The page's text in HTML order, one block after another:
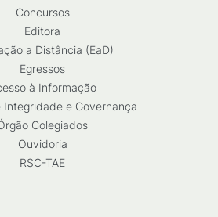
Concursos
Editora
a Distância (EaD)
Egressos
à Informação
Integridade e Governança
Colegiados
Ouvidoria
RSC-TAE